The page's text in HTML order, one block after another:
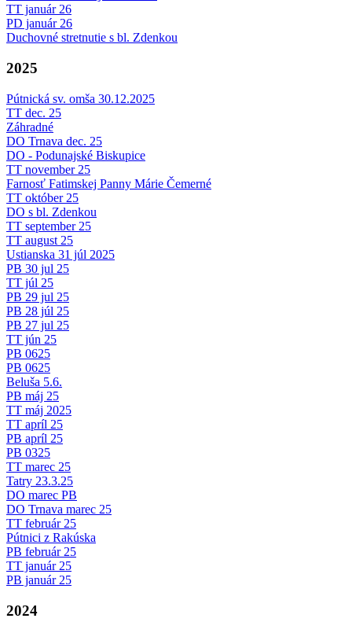
TT január 26
PD január 26
Duchovné stretnutie s bl. Zdenkou
2025
Pútnická sv. omša 30.12.2025
TT dec. 25
Záhradné
DO Trnava dec. 25
DO - Podunajské Biskupice
TT november 25
Farnosť Fatimskej Panny Márie Čemerné
TT október 25
DO s bl. Zdenkou
TT september 25
TT august 25
Ustianska 31 júl 2025
PB 30 jul 25
TT júl 25
PB 29 jul 25
PB 28 júl 25
PB 27 jul 25
TT jún 25
PB 0625
PB 0625
Beluša 5.6.
PB máj 25
TT máj 2025
TT apríl 25
PB apríl 25
PB 0325
TT marec 25
Tatry 23.3.25
DO marec PB
DO Trnava marec 25
TT február 25
Pútnici z Rakúska
PB február 25
TT január 25
PB január 25
2024